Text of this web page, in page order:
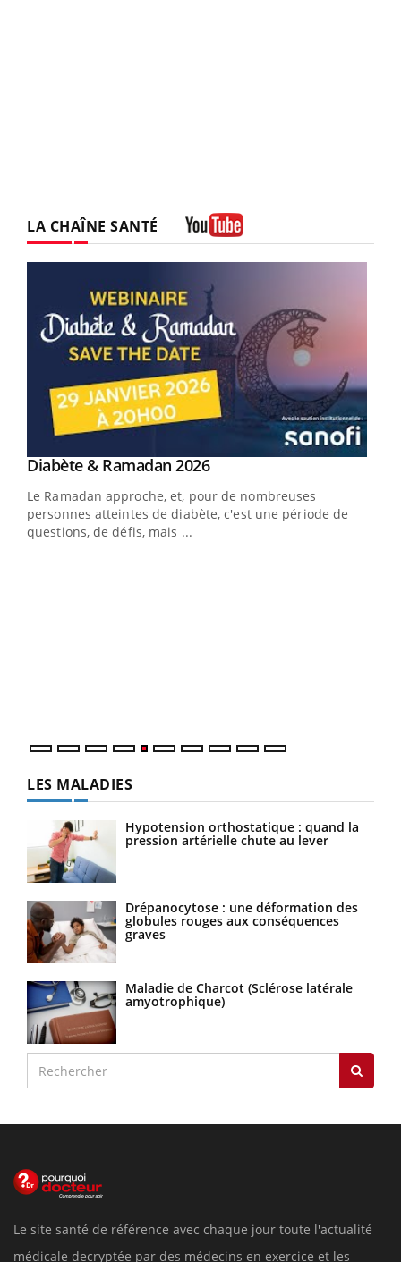
LA CHAÎNE SANTÉ
Youtube
Diabète & Ramadan 2026Youtube
Le Ramadan approche, et, pour de nombreuses
personnes atteintes de diabète, c'est une période de
questions, de défis, mais ...
LES MALADIES
Hypotension orthostatique : quand la
pression artérielle chute au lever
Drépanocytose : une déformation des
globules rouges aux conséquences
graves
Maladie de Charcot (Sclérose latérale
amyotrophique)
Le site santé de référence avec chaque jour toute l'actualité
médicale decryptée par des médecins en exercice et les